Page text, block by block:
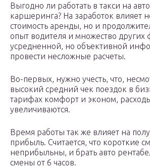
Выгодно ли работать в такси на
каршеринга? На заработок влияет
стоимость аренды, но и
опыт водителя и множество других
усредненной, но объективной
провести несложные расчеты.
Во-первых, нужно учесть, что,
высокий средний чек поездок в
тарифах комфорт и эконом,
увеличиваются.
Время работы так же влияет на
прибыль. Считается, что короткие
неприбыльны, и брать авто
смены от 6 часов.